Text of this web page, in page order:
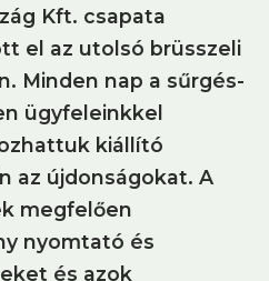
Kft. csapata
el az utolsó brüsszeli
Minden nap a sűrgés-
ügyfeleinkkel
kiállító
az újdonságokat. A
megfelően
nyomtató és
és azok